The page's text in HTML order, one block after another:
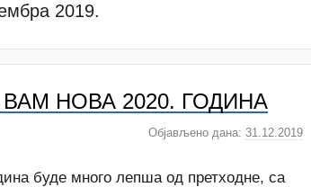
2019.
НОВА 2020. ГОДИНА
Објављено дана:31.12.2019
буде много лепша од претходне, са